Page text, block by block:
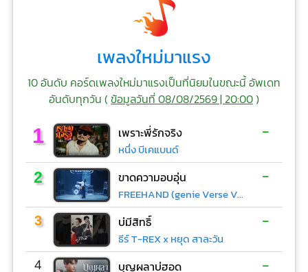
เพลงใหม่มาแรง
10 อันดับ คอร์ดเพลงใหม่มาแรงเป็นที่นิยมในขณะนี้ อัพเดท
อันดับทุกวัน (ข้อมูลวันที่ 08/08/2569 | 20:00)
1 เพราะพี่รักจริง
หนึ่ง บีเคแบนด์
-
2 ขาดความอบอุ่น
FREEHAND (genie Verse Vol.1)
-
3 บ่มีสิทธิ์
ธีร์ T-REX x หยุด สาละวัน
-
4 บุญผลาบ่ฮอด -